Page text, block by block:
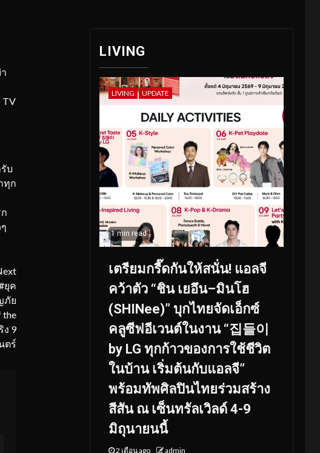
TV
บ
ทุก
ยุค
ภัย
the
9
ตร์
LIVING
LIVING UPDATE
1 min read
เตรียมกรี๊ดกันให้สนั่น! แอลจี
คว้าตัว “ชิน เยอึน–มินโฮ
(SHINee)” บุกไทยจัดเอ็กซ์
คลูซีฟอีเวนต์ในงาน “집들이
by LG ทุกก้าวของการใช้ชีวิต
ในบ้าน เริ่มต้นกับแอลจี”
พร้อมทัพศิลปินไทยร่วมสร้าง
สีสัน ณ เซ็นทรัลเวิลด์ 4-9
มิถุนายนนี้
2 เดือน ago admin